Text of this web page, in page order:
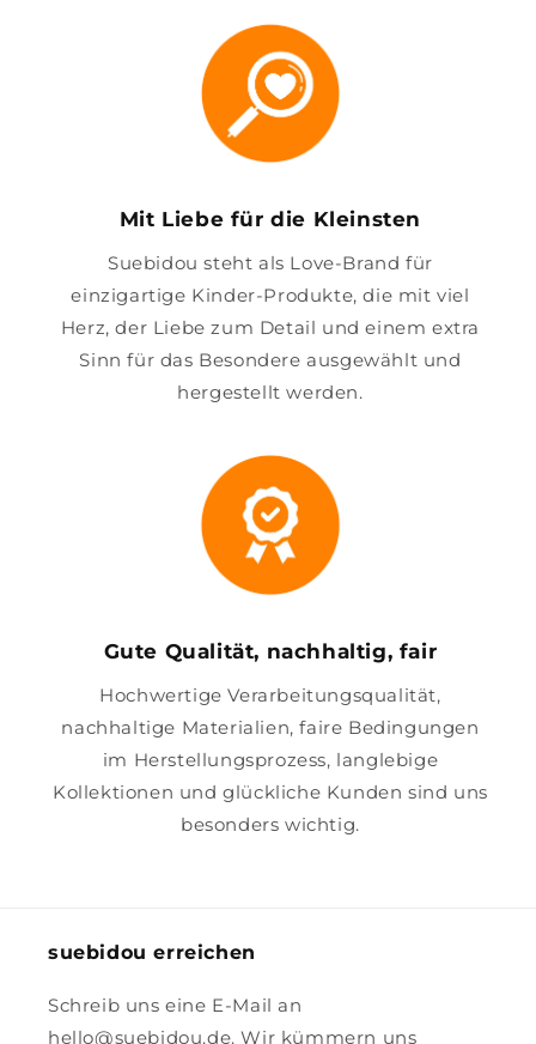
Mit Liebe für die Kleinsten
Suebidou steht als Love-Brand für
einzigartige Kinder-Produkte, die mit viel
Herz, der Liebe zum Detail und einem extra
Sinn für das Besondere ausgewählt und
hergestellt werden.
Gute Qualität, nachhaltig, fair
Hochwertige Verarbeitungsqualität,
nachhaltige Materialien, faire Bedingungen
im Herstellungsprozess, langlebige
Kollektionen und glückliche Kunden sind uns
besonders wichtig.
suebidou erreichen
Schreib uns eine E-Mail an
hello@suebidou.de. Wir kümmern uns